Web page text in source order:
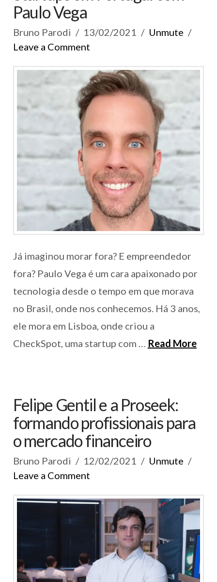
Paulo Vega
Bruno Parodi 13/02/2021
Unmute
Leave a Comment
Já imaginou morar fora? E empreendedor
fora? Paulo Vega é um cara apaixonado por
tecnologia desde o tempo em que morava
no Brasil, onde nos conhecemos. Há 3 anos,
ele mora em Lisboa, onde criou a
CheckSpot, uma startup com … Read More
Felipe Gentil e a Proseek:
formando profissionais para
o mercado financeiro
Bruno Parodi 12/02/2021
Unmute
Leave a Comment